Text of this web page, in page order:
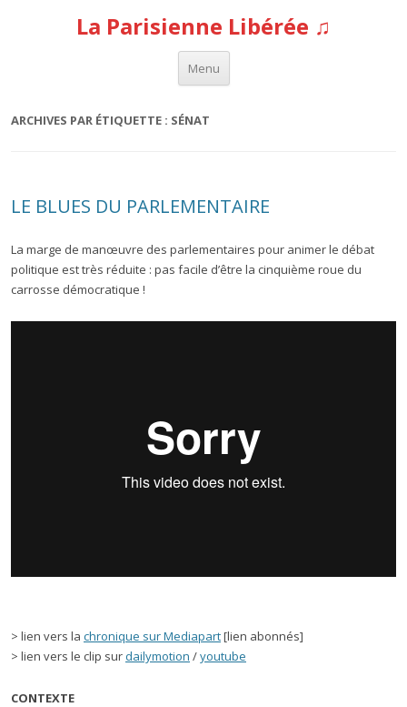
La Parisienne Libérée ♫
Menu
Aller au contenu
ARCHIVES PAR ÉTIQUETTE : SÉNAT
LE BLUES DU PARLEMENTAIRE
La marge de manœuvre des parlementaires pour animer le débat
politique est très réduite : pas facile d’être la cinquième roue du
carrosse démocratique !
> lien vers la chronique sur Mediapart[lien abonnés]
> lien vers le clip surdailymotion /youtube
CONTEXTE